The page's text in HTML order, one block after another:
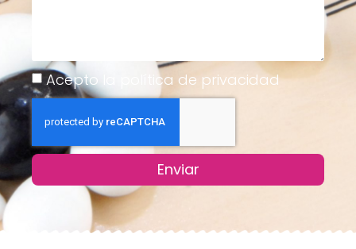
Acepto la política de privacidad
Enviar